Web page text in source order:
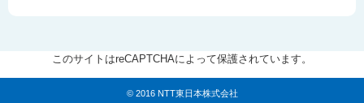
このサイトはreCAPTCHAによって保護されています。
© 2016 NTT東日本株式会社